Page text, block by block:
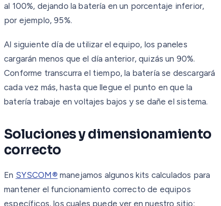
al 100%, dejando la batería en un porcentaje inferior,
por ejemplo, 95%.
Al siguiente día de utilizar el equipo, los paneles
cargarán menos que el día anterior, quizás un 90%.
Conforme transcurra el tiempo, la batería se descargará
cada vez más, hasta que llegue el punto en que la
batería trabaje en voltajes bajos y se dañe el sistema.
Soluciones y dimensionamiento
correcto
En SYSCOM® manejamos algunos kits calculados para
mantener el funcionamiento correcto de equipos
específicos, los cuales puede ver en nuestro sitio: